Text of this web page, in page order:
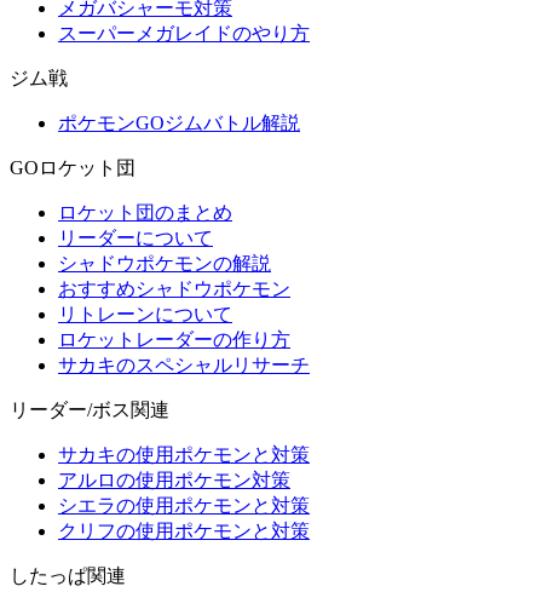
メガバシャーモ対策
スーパーメガレイドのやり方
ジム戦
ポケモンGOジムバトル解説
GOロケット団
ロケット団のまとめ
リーダーについて
シャドウポケモンの解説
おすすめシャドウポケモン
リトレーンについて
ロケットレーダーの作り方
サカキのスペシャルリサーチ
リーダー/ボス関連
サカキの使用ポケモンと対策
アルロの使用ポケモン対策
シエラの使用ポケモンと対策
クリフの使用ポケモンと対策
したっぱ関連